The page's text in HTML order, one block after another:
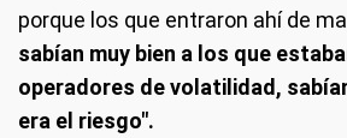
porque los que entraron ahí de
sabían muy bien a los que
operadores de volatilidad,
era el riesgo".